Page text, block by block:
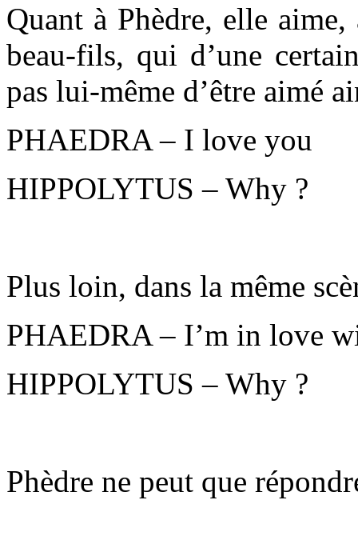
Quant à Phèdre, elle
beau-fils, qui d’une
pas lui-même d’être aimé
PHAEDRA – I love you
HIPPOLYTUS – Why ?
Plus loin, dans la même
PHAEDRA – I’m in love
HIPPOLYTUS – Why ?
Phèdre ne peut que